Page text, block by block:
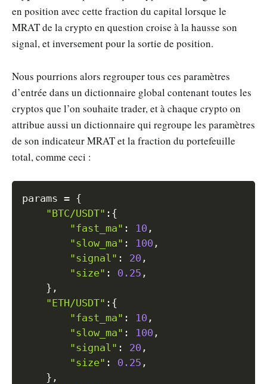
en position avec cette fraction du capital lorsque le
MRAT de la crypto en question croise à la hausse son
signal, et inversement pour la sortie de position.
Nous pourrions alors regrouper tous ces paramètres
d’entrée dans un dictionnaire global contenant toutes les
cryptos que l’on souhaite trader, et à chaque crypto on
attribue aussi un dictionnaire qui regroupe les paramètres
de son indicateur MRAT et la fraction du portefeuille
total, comme ceci :
params = {
"BTC/USDT" : {
"fast_ma" : 10 ,
"slow_ma" : 100 ,
"signal" : 20 ,
"size" : 0.25 ,
} ,
"ETH/USDT" : {
"fast_ma" : 10 ,
"slow_ma" : 100 ,
"signal" : 20 ,
"size" : 0.25 ,
} ,